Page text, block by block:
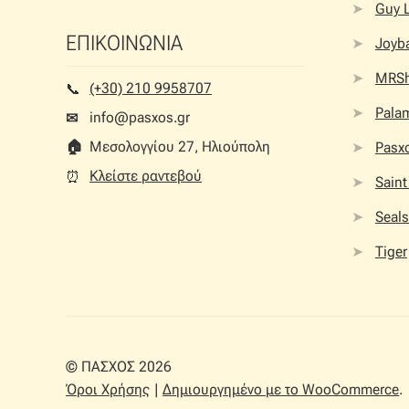
ΕΠΙΚΟΙΝΩΝΙΑ
📞︎
(+30) 210 9958707
✉
info@pasxos.gr
🏠︎ Μεσολογγίου 27, Ηλιούπολη
⏰︎
Κλείστε ραντεβού
Guy
Tiger
© ΠΑΣΧΟΣ 2026
Όροι Χρήσης
Δημιουργημένο με το WooCommerce.